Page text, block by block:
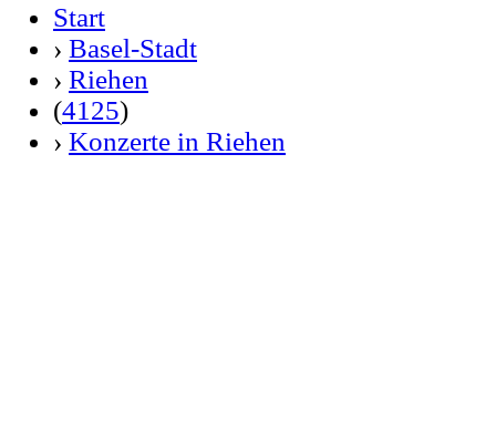
Start
› Basel-Stadt
› Riehen
(4125)
› Konzerte in Riehen